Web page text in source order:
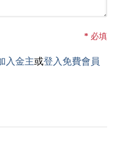
* 必填
入金主或登入免費會員